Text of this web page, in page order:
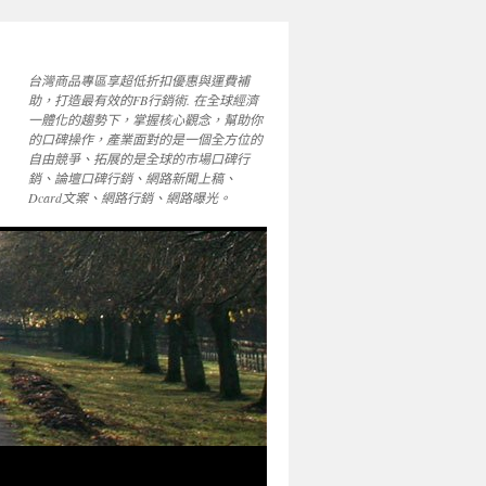
台灣商品專區享超低折扣優惠與運費補
助，打造最有效的FB行銷術. 在全球經濟
一體化的趨勢下，掌握核心觀念，幫助你
的口碑操作，產業面對的是一個全方位的
自由競爭、拓展的是全球的市場口碑行
銷、論壇口碑行銷、網路新聞上稿、
Dcard文案、網路行銷、網路曝光。